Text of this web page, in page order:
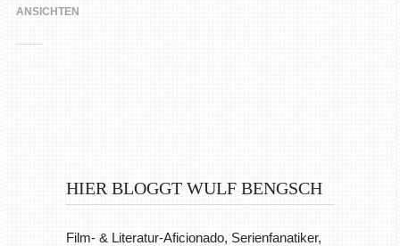
ANSICHTEN
HIER BLOGGT WULF BENGSCH
Film- & Literatur-Aficionado, Serienfanatiker,